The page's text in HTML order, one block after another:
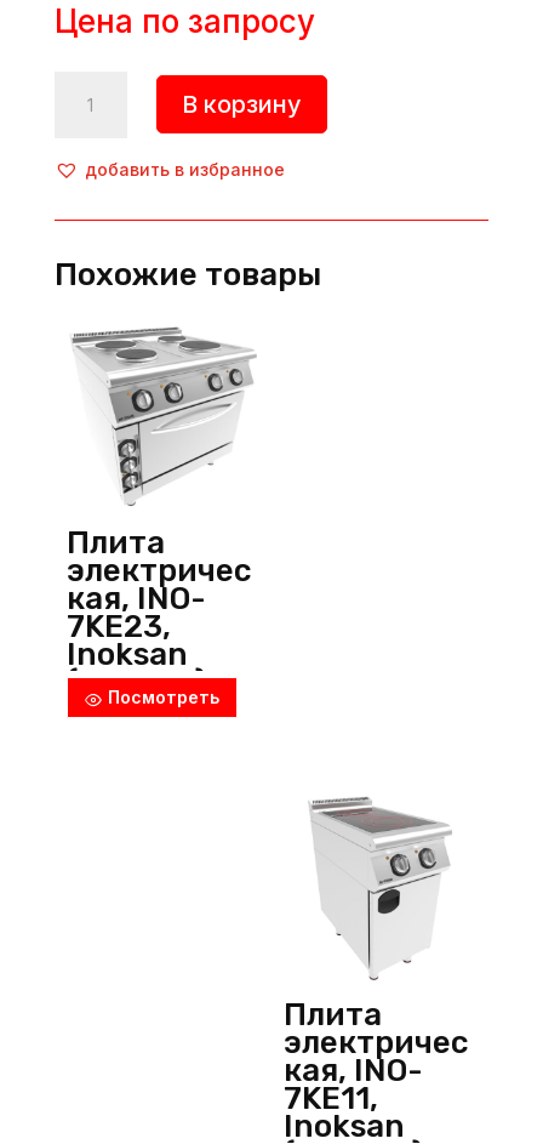
Цена по запросу
товара
электрическая,
9KE30,
(Турция)
В корзину
добавить в избранное
Похожие товары
Плита
электричес
кая, INO-
7KE23,
Inoksan
(Турция)
Посмотреть
Плита
электричес
кая, INO-
7KE11,
Inoksan